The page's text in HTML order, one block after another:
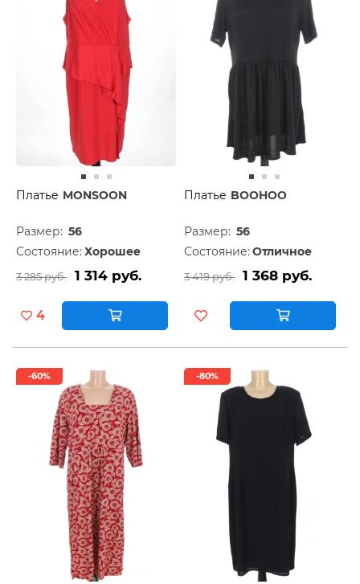
Платье MONSOON
Размер: 56
Состояние: Хорошее
3 285 руб. 1 314 руб.
4
Платье BOOHOO
Размер: 56
Состояние: Отличное
3 419 руб. 1 368 руб.
-60% -80%